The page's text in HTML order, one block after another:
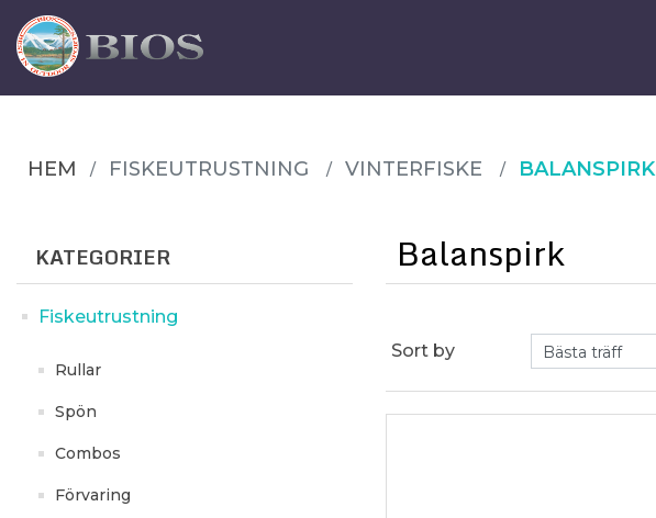
HEM FISKEUTRUSTNING VINTERFISKE BALANSPIRK
KATEGORIER
Fiskeutrustning
Rullar
Spön
Combos
Förvaring
Balanspirk
Sort by